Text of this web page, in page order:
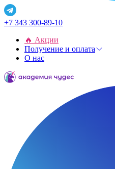
+7 343 300-89-10
🔥 Акции
Получение и оплата
О нас